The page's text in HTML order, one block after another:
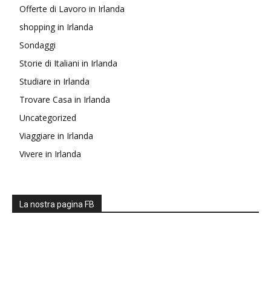
Offerte di Lavoro in Irlanda
shopping in Irlanda
Sondaggi
Storie di Italiani in Irlanda
Studiare in Irlanda
Trovare Casa in Irlanda
Uncategorized
Viaggiare in Irlanda
Vivere in Irlanda
La nostra pagina FB